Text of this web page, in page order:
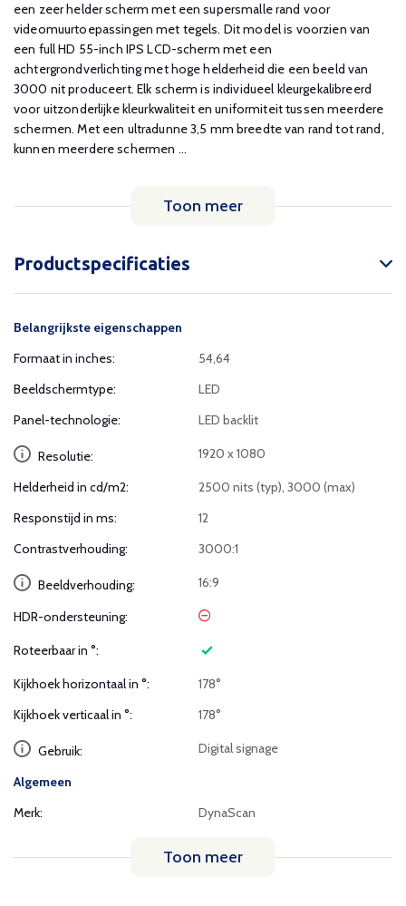
een zeer helder scherm met een supersmalle rand voor
videomuurtoepassingen met tegels. Dit model is voorzien van
een full HD 55-inch IPS LCD-scherm met een
achtergrondverlichting met hoge helderheid die een beeld van
3000 nit produceert. Elk scherm is individueel kleurgekalibreerd
voor uitzonderlijke kleurkwaliteit en uniformiteit tussen meerdere
schermen. Met een ultradunne 3,5 mm breedte van rand tot rand,
kunnen meerdere schermen ...
Toon meer
Productspecificaties
Belangrijkste eigenschappen
Formaat in inches:
54,64
Beeldschermtype:
LED
Panel-technologie:
LED backlit
Resolutie: 1920 x 1080
Helderheid in cd/m2:
2500 nits (typ), 3000 (max)
Responstijd in ms:
12
Contrastverhouding:
3000:1
Beeldverhouding: 16:9
HDR-ondersteuning:
Roteerbaar in °:
Kijkhoek horizontaal in °:
178°
Kijkhoek verticaal in °:
178°
Gebruik: Digital signage
Algemeen
Merk:
DynaScan
Toon meer